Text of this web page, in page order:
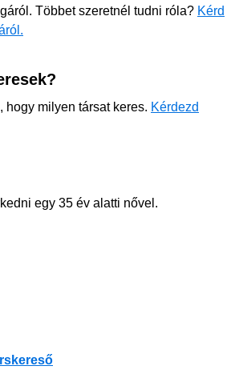
Többet szeretnél tudni róla? Kérd
hogy milyen társat keres. Kérdezd
egy 35 év alatti nővel.